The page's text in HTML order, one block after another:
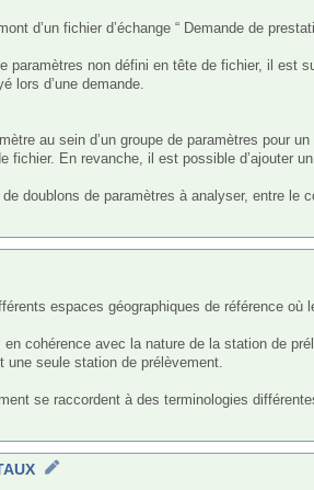
d’un fichier d’échange “ Demande de
paramètres non défini en tête de fichier, il est
lors d’une demande.
au sein d’un groupe de paramètres pour
fichier. En revanche, il est possible d’ajouter
doublons de paramètres à analyser, entre le
cohérence avec la nature de la station de
une seule station de prélèvement.
se raccordent à des terminologies